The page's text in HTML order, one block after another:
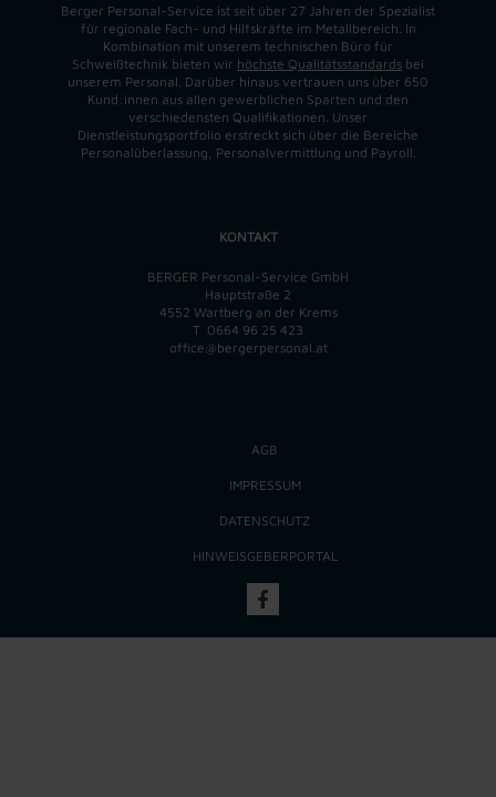
Berger Personal-Service ist seit über 27 Jahren der Spezialist
für regionale Fach- und Hilfskräfte im Metallbereich. In
Kombination mit unserem technischen Büro für
Schweißtechnik bieten wir höchste Qualitätsstandards bei
unserem Personal. Darüber hinaus vertrauen uns über 650
Kund:innen aus allen gewerblichen Sparten und den
verschiedensten Qualifikationen. Unser
Dienstleistungsportfolio erstreckt sich über die Bereiche
Personalüberlassung, Personalvermittlung und Payroll.
KONTAKT
BERGER Personal-Service GmbH
Hauptstraße 2
4552 Wartberg an der Krems
T 0664 96 25 423
office@bergerpersonal.at
AGB
IMPRESSUM
DATENSCHUTZ
HINWEISGEBERPORTAL